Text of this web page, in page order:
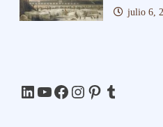
julio 6,
LinkedIn
YouTube
Facebook
Instagram
Pinterest
Tumblr